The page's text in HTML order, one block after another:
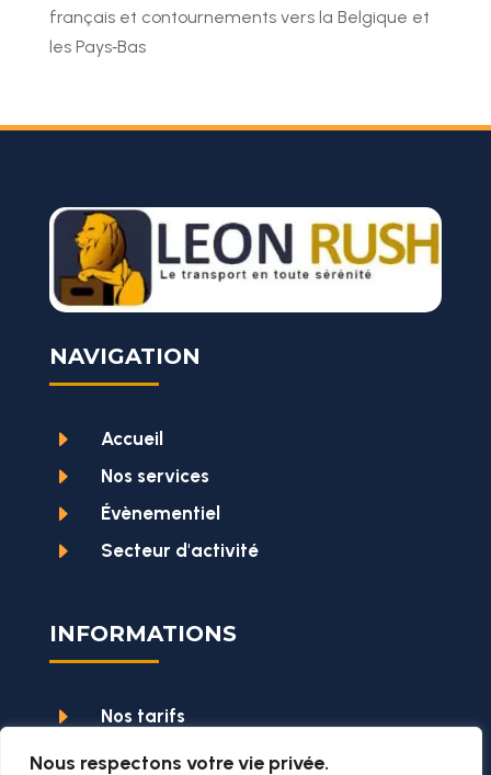
Nous respectons votre vie privée.
français et contournements vers la Belgique et
les Pays‑Bas
NAVIGATION
E Accueil
E Nos services
E Évènementiel
E Secteur d'activité
INFORMATIONS
E Nos tarifs
E Notre fonctionnement